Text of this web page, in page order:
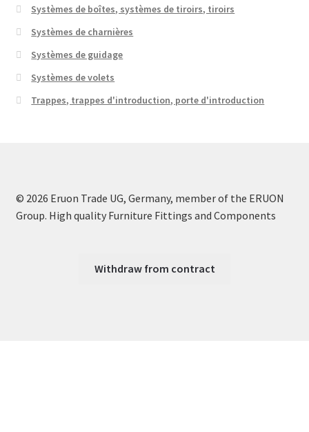
Systèmes de boîtes, systèmes de tiroirs, tiroirs
Systèmes de charnières
Systèmes de guidage
Systèmes de volets
Trappes, trappes d'introduction, porte d'introduction
© 2026 Eruon Trade UG, Germany, member of the ERUON
Group. High quality Furniture Fittings and Components
Withdraw from contract